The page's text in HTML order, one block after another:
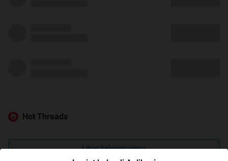
Hot Threads
Lihat Selengkapnya